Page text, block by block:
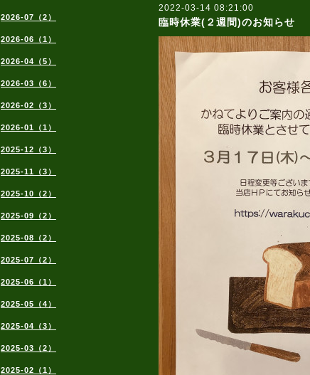
2022-03-14 08:21:00
臨時休業(２週間)のお知らせ
2026-07（2）
2026-06（1）
2026-04（5）
2026-03（6）
2026-02（3）
2026-01（1）
2025-12（3）
2025-11（3）
2025-10（2）
2025-09（2）
2025-08（2）
2025-07（2）
2025-06（1）
2025-05（4）
2025-04（3）
2025-03（2）
2025-02（1）